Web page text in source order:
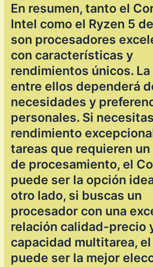
En resumen, tanto el
Intel como el Ryzen 5
son procesadores
con características y
rendimientos únicos.
entre ellos dependerá
necesidades y
personales. Si
rendimiento
tareas que requieren
de procesamiento, el
puede ser la opción
otro lado, si buscas un
procesador con una
relación calidad-precio
capacidad multitarea, el
puede ser la mejor